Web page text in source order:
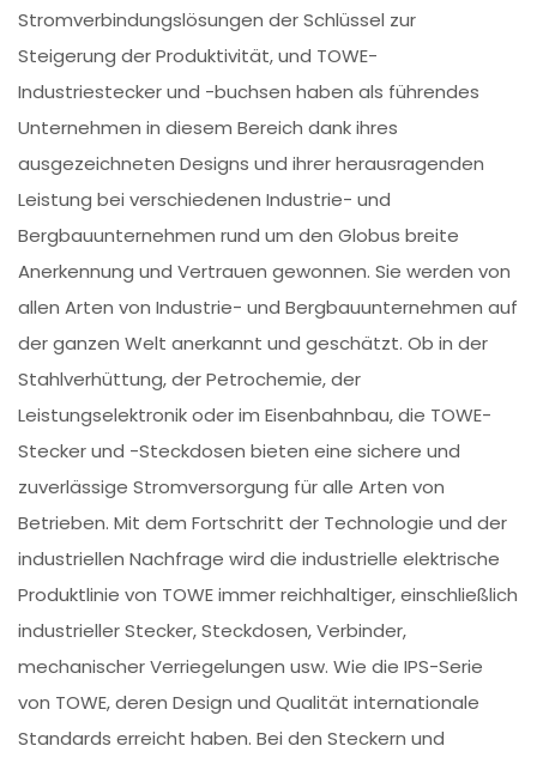
Stromverbindungslösungen der Schlüssel zur
Steigerung der Produktivität, und TOWE-
Industriestecker und -buchsen haben als führendes
Unternehmen in diesem Bereich dank ihres
ausgezeichneten Designs und ihrer herausragenden
Leistung bei verschiedenen Industrie- und
Bergbauunternehmen rund um den Globus breite
Anerkennung und Vertrauen gewonnen. Sie werden von
allen Arten von Industrie- und Bergbauunternehmen auf
der ganzen Welt anerkannt und geschätzt. Ob in der
Stahlverhüttung, der Petrochemie, der
Leistungselektronik oder im Eisenbahnbau, die TOWE-
Stecker und -Steckdosen bieten eine sichere und
zuverlässige Stromversorgung für alle Arten von
Betrieben. Mit dem Fortschritt der Technologie und der
industriellen Nachfrage wird die industrielle elektrische
Produktlinie von TOWE immer reichhaltiger, einschließlich
industrieller Stecker, Steckdosen, Verbinder,
mechanischer Verriegelungen usw. Wie die IPS-Serie
von TOWE, deren Design und Qualität internationale
Standards erreicht haben. Bei den Steckern und